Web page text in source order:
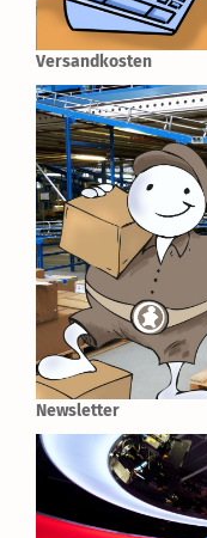
Versandkosten
Newsletter